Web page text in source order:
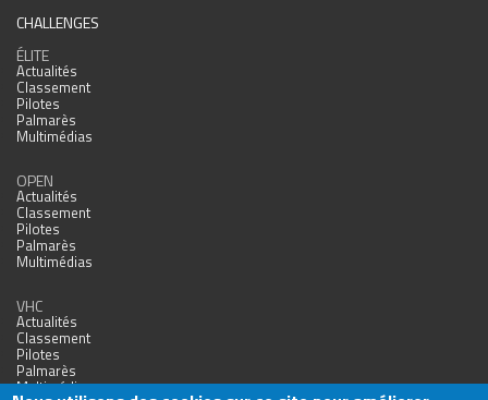
CHALLENGES
ÉLITE
Actualités
Classement
Pilotes
Palmarès
Multimédias
OPEN
Actualités
Classement
Pilotes
Palmarès
Multimédias
VHC
Actualités
Classement
Pilotes
Palmarès
Multimédias